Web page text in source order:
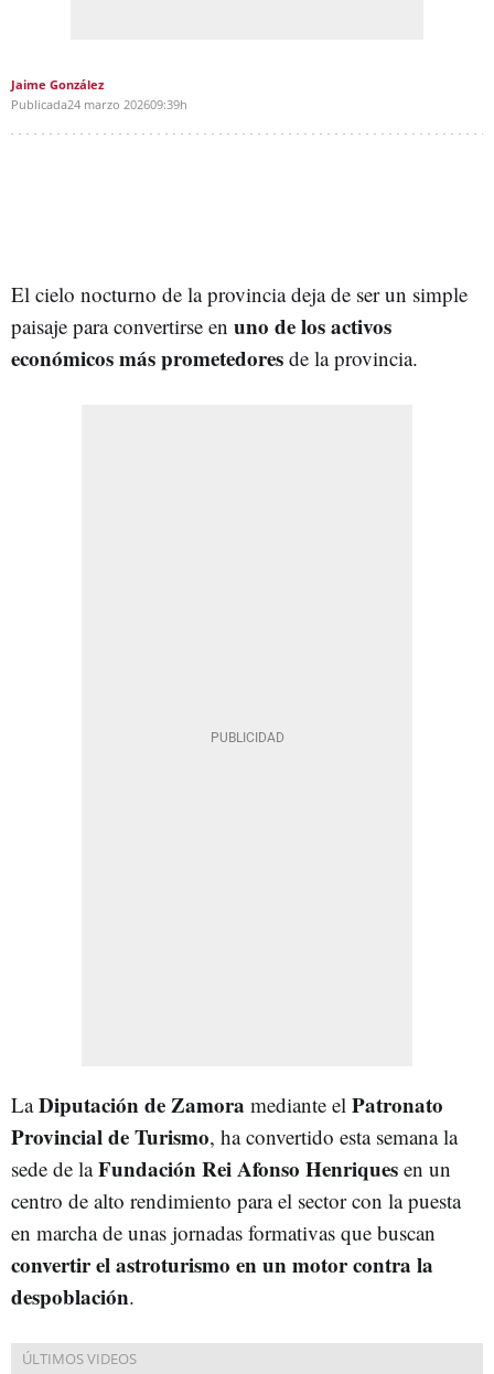
Jaime González
Publicada24 marzo 202609:39h
El cielo nocturno de la provincia deja de ser un simple
paisaje para convertirse en uno de los activos
económicos más prometedores de la provincia.
LaDiputación de Zamora mediante el Patronato
Provincial de Turismo, ha convertido esta semana la
sede de laFundación Rei Afonso Henriques en un
centro de alto rendimiento para el sector con la puesta
en marcha de unas jornadas formativas que buscan
convertir el astroturismo en un motor contra la
despoblación.